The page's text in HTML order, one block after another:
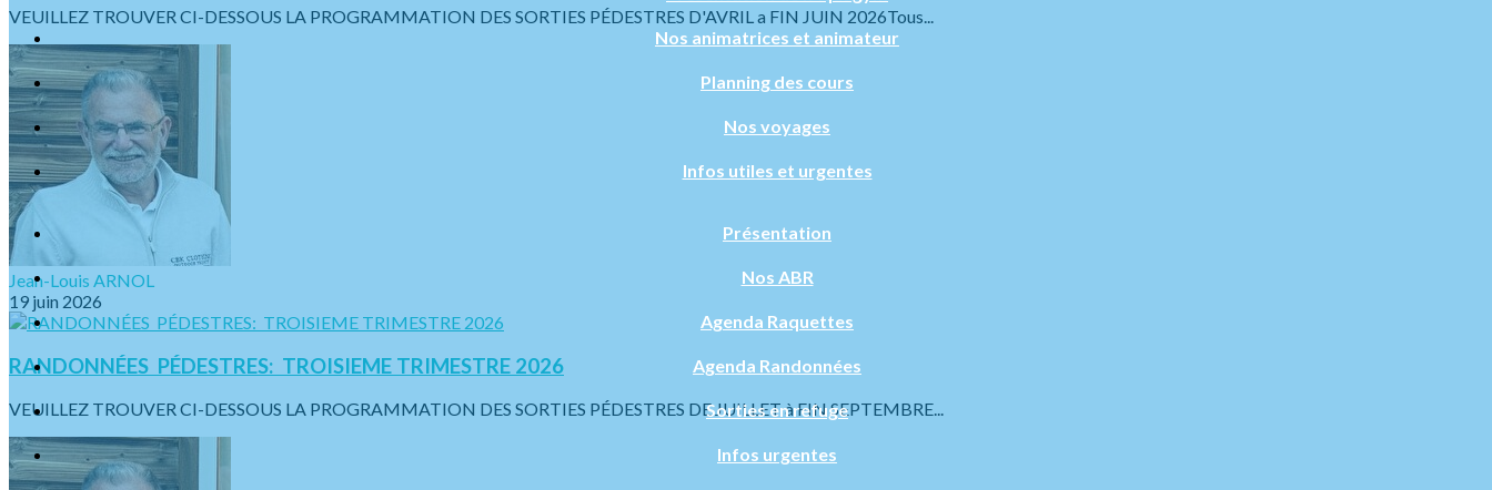
Nos animatrices et animateur
Planning des cours
Nos voyages
Infos utiles et urgentes
Présentation
Nos ABR
Agenda Raquettes
Agenda Randonnées
Sorties en refuge
Infos urgentes
VEUILLEZ TROUVER CI-DESSOUS LA PROGRAMMATION DES SORTIES PÉDESTRES D'AVRIL a FIN JUIN 2026Tous...
Jean-Louis ARNOL
19 juin 2026
RANDONNÉES PÉDESTRES: TROISIEME TRIMESTRE 2026
VEUILLEZ TROUVER CI-DESSOUS LA PROGRAMMATION DES SORTIES PÉDESTRES DE JUILLET à FIN SEPTEMBRE...